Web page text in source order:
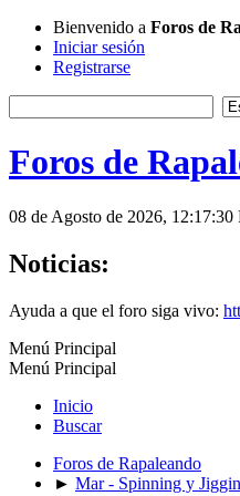
Bienvenido a Foros de
Iniciar sesión
Registrarse
Foros de
08 de Agosto de 2026, 12:17:30
Noticias:
Ayuda a que el foro siga vivo:
Menú Principal
Menú Principal
Inicio
Buscar
Foros de Rapaleando
► Mar - Spinning y